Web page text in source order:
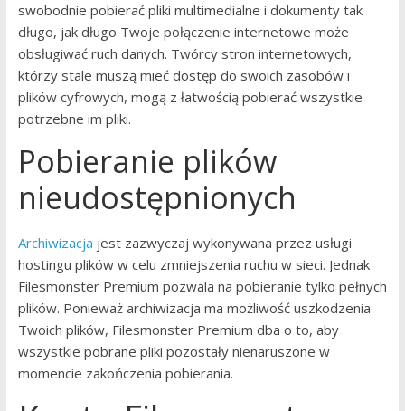
swobodnie pobierać pliki multimedialne i dokumenty tak
długo, jak długo Twoje połączenie internetowe może
obsługiwać ruch danych. Twórcy stron internetowych,
którzy stale muszą mieć dostęp do swoich zasobów i
plików cyfrowych, mogą z łatwością pobierać wszystkie
potrzebne im pliki.
Pobieranie plików
nieudostępnionych
Archiwizacja jest zazwyczaj wykonywana przez usługi
hostingu plików w celu zmniejszenia ruchu w sieci. Jednak
Filesmonster Premium pozwala na pobieranie tylko pełnych
plików. Ponieważ archiwizacja ma możliwość uszkodzenia
Twoich plików, Filesmonster Premium dba o to, aby
wszystkie pobrane pliki pozostały nienaruszone w
momencie zakończenia pobierania.